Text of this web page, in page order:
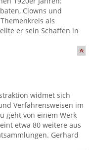
Clowns und
als
er sein Schaffen in
widmet sich
Verfahrensweisen im
geht von einem Werk
etwa 80 weitere aus
Gerhard